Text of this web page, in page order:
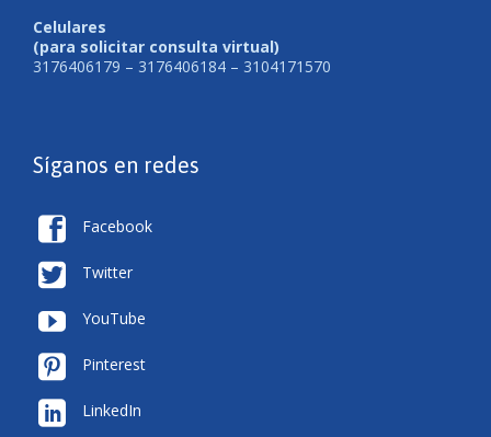
Celulares
(para solicitar consulta virtual)
3176406179 – 3176406184 – 3104171570
Síganos en redes
 Facebook
 Twitter
 YouTube
 Pinterest
 LinkedIn